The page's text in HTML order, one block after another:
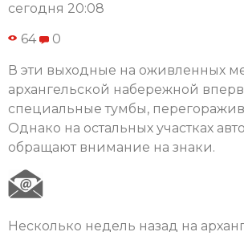
сегодня 20:08
64 0
В эти выходные на оживленных
архангельской набережной
специальные тумбы,
Однако на остальных участках
обращают внимание на знаки.
Несколько недель назад на